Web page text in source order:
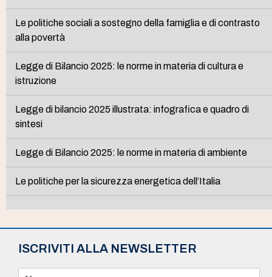
Le politiche sociali a sostegno della famiglia e di contrasto
alla povertà
Legge di Bilancio 2025: le norme in materia di cultura e
istruzione
Legge di bilancio 2025 illustrata: infografica e quadro di
sintesi
Legge di Bilancio 2025: le norme in materia di ambiente
Le politiche per la sicurezza energetica dell’Italia
ISCRIVITI ALLA NEWSLETTER